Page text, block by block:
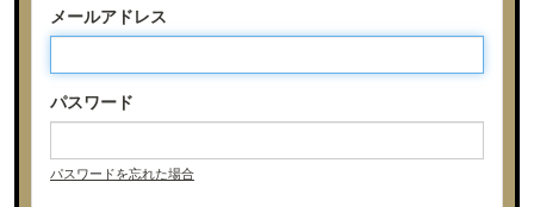
メールアドレス
パスワード
パスワードを忘れた場合